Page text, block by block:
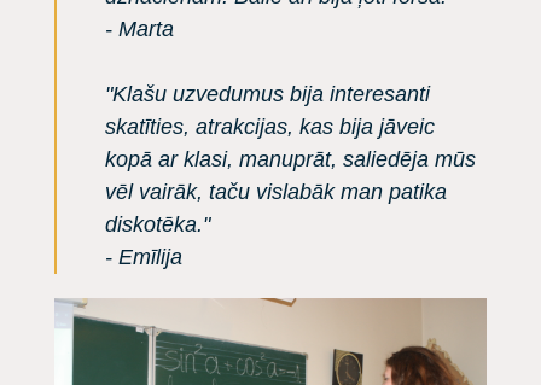
- Marta
"Klašu uzvedumus bija interesanti
skatīties, atrakcijas, kas bija jāveic
kopā ar klasi, manuprāt, saliedēja mūs
vēl vairāk, taču vislabāk man patika
diskotēka."
- Emīlija